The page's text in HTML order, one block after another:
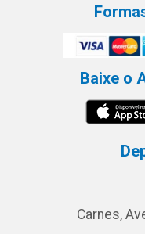
Baixe o
Carnes,